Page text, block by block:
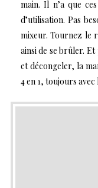
main. Il n’a que
d’utilisation. Pas
mixeur. Tournez le
ainsi de se brûler.
et décongeler, la
4 en 1, toujours